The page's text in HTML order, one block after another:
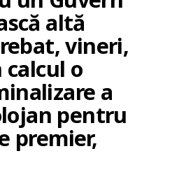
altă
vineri,
calcul o
a
pentru
premier,